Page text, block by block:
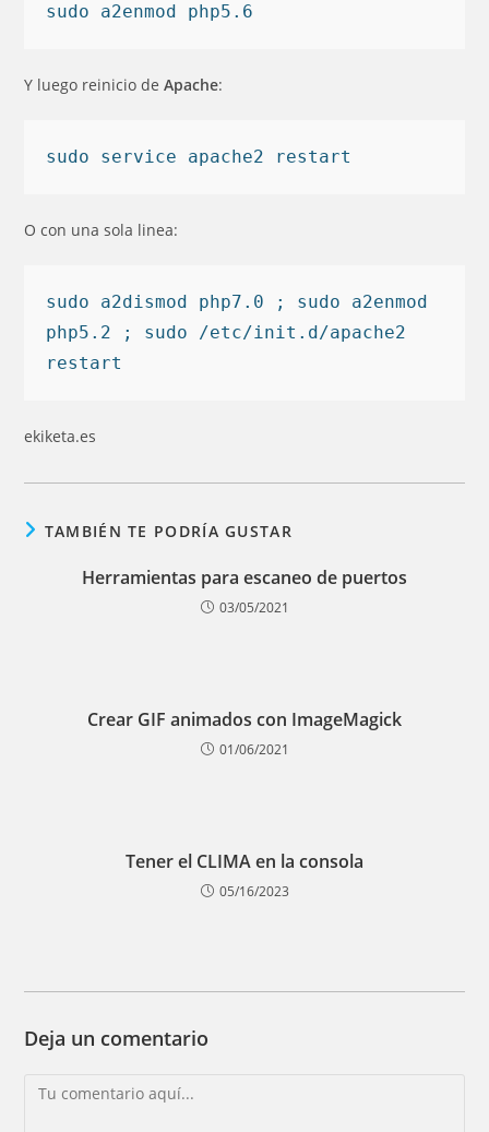
Y luego reinicio deApache:
O con una sola linea:
sudo a2dismod php7.0 ; sudo a2enmod
php5.2 ; sudo /etc/init.d/apache2
restart
ekiketa.es
TAMBIÉN TE PODRÍA GUSTAR
Herramientas para escaneo de puertos
03/05/2021
Crear GIF animados con ImageMagick
01/06/2021
Tener el CLIMA en la consola
05/16/2023
Deja un comentario
Comentario